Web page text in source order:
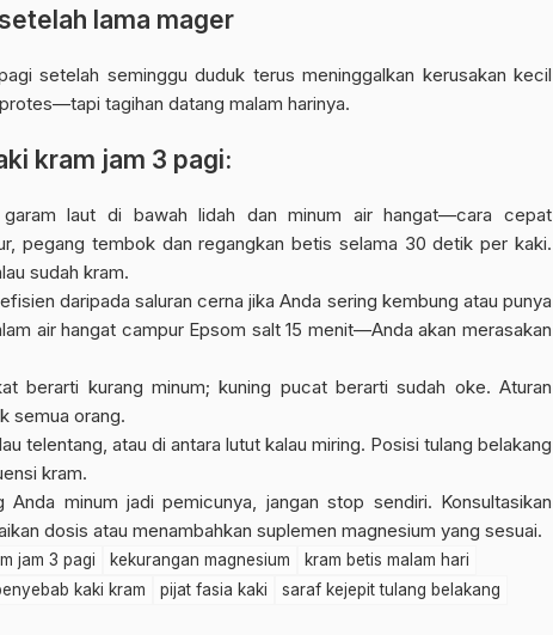
lama mager
setelah seminggu duduk terus meninggalkan kerusakan kecil
tagihan datang malam harinya.
kram jam 3 pagi:
laut di bawah lidah dan minum air hangat—cara cepat
pegang tembok dan regangkan betis selama 30 detik per kaki.
sudah kram.
daripada saluran cerna jika Anda sering kembung atau punya
air hangat campur Epsom salt 15 menit—Anda akan merasakan
berarti kurang minum; kuning pucat berarti sudah oke. Aturan
semua orang.
telentang, atau di antara lutut kalau miring. Posisi tulang belakang
kram.
minum jadi pemicunya, jangan stop sendiri. Konsultasikan
dosis atau menambahkan suplemen magnesium yang sesuai.
jam 3 pagi kekurangan magnesium
kram betis malam hari
kaki kram pijat fasia kaki
saraf kejepit tulang belakang